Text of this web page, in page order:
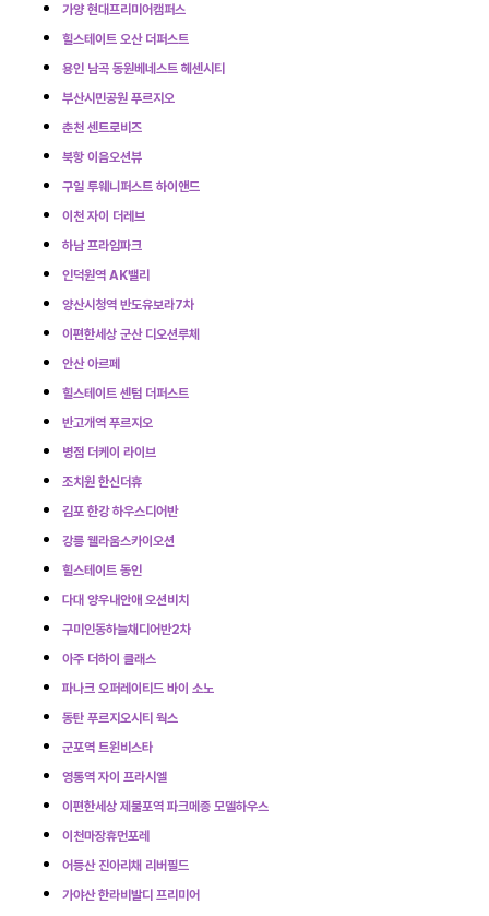
가양 현대프리미어캠퍼스
힐스테이트 오산 더퍼스트
용인 남곡 동원베네스트 헤센시티
부산시민공원 푸르지오
춘천 센트로비즈
북항 이음오션뷰
구일 투웨니퍼스트 하이앤드
이천 자이 더레브
하남 프라임파크
인덕원역 AK밸리
양산시청역 반도유보라7차
이편한세상 군산 디오션루체
안산 아르페
힐스테이트 센텀 더퍼스트
반고개역 푸르지오
병점 더케이 라이브
조치원 한신더휴
김포 한강 하우스디어반
강릉 웰라움스카이오션
힐스테이트 동인
다대 양우내안애 오션비치
구미인동하늘채디어반2차
아주 더하이 클래스
파나크 오퍼레이티드 바이 소노
동탄 푸르지오시티 웍스
군포역 트윈비스타
영통역 자이 프라시엘
이편한세상 제물포역 파크메종 모델하우스
이천마장휴먼포레
어등산 진아리채 리버필드
가야산 한라비발디 프리미어